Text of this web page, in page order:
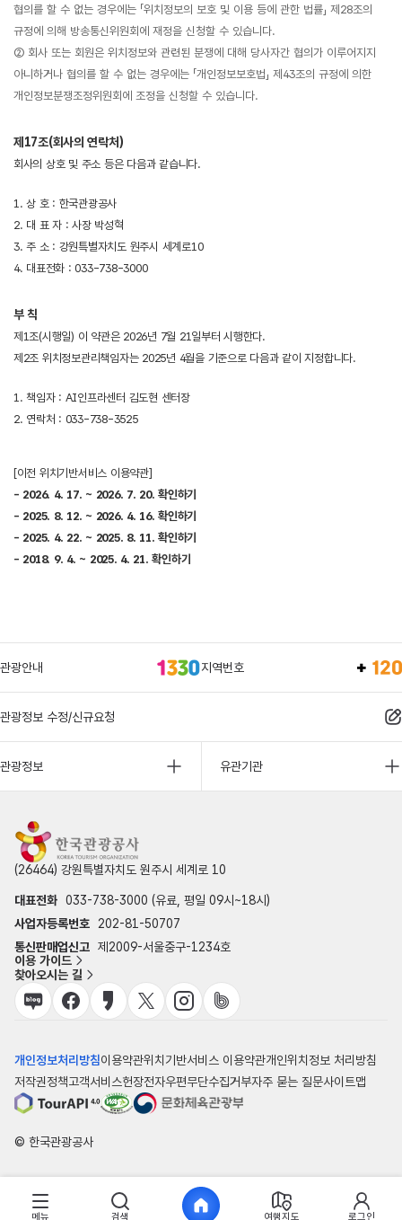
협의를 할 수 없는 경우에는 「위치정보의 보호 및 이용 등에 관한 법률」 제28조의
규정에 의해 방송통신위원회에 재정을 신청할 수 있습니다.
② 회사 또는 회원은 위치정보와 관련된 분쟁에 대해 당사자간 협의가 이루어지지
아니하거나 협의를 할 수 없는 경우에는 「개인정보보호법」 제43조의 규정에 의한
개인정보분쟁조정위원회에 조정을 신청할 수 있습니다.
제17조(회사의 연락처)
회사의 상호 및 주소 등은 다음과 같습니다.
1. 상 호 : 한국관광공사
2. 대 표 자 : 사장 박성혁
3. 주 소 : 강원특별자치도 원주시 세계로10
4. 대표전화 : 033-738-3000
부 칙
제1조(시행일) 이 약관은 2026년 7월 21일부터 시행한다.
제2조 위치정보관리책임자는 2025년 4월을 기준으로 다음과 같이 지정합니다.
1. 책임자 : AI인프라센터 김도현 센터장
2. 연락처 : 033-738-3525
[이전 위치기반서비스 이용약관]
- 2026. 4. 17. ~ 2026. 7. 20. 확인하기
- 2025. 8. 12. ~ 2026. 4. 16. 확인하기
- 2025. 4. 22. ~ 2025. 8. 11. 확인하기
- 2018. 9. 4. ~ 2025. 4. 21. 확인하기
관광안내 지역번호
관광정보 수정/신규요청
관광정보 유관기관
(26464) 강원특별자치도 원주시 세계로 10
대표전화 033-738-3000 (유료, 평일 09시~18시)
사업자등록번호
202-81-50707
통신판매업신고 제2009-서울중구-1234호
이용 가이드
찾아오시는 길
개인정보처리방침이용약관위치기반서비스 이용약관개인위치정보 처리방침
저작권정책고객서비스헌장전자우편무단수집거부자주 묻는 질문사이트맵
© 한국관광공사
메뉴 검색 여행지도 로그인